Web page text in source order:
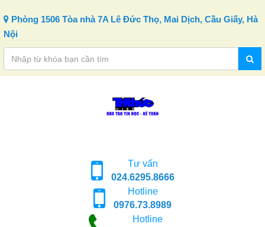
Phòng 1506 Tòa nhà 7A Lê Đức Thọ, Mai Dịch, Cầu Giấy, Hà
Nội
Tư vấn
024.6295.8666
Hotline
0976.73.8989
Hotline